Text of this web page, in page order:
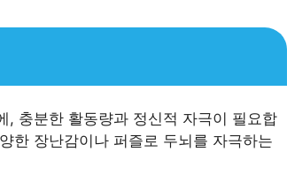
, 충분한 활동량과 정신적 자극이 필요합
한 장난감이나 퍼즐로 두뇌를 자극하는